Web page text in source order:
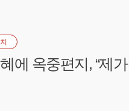
에 옥중편지, “제